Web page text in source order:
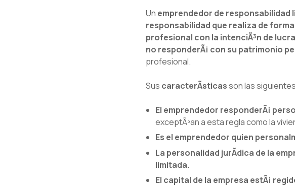
Un emprendedor de responsabilidad
responsabilidad que realiza de
profesional con la intenciÃ³n de
no responderÃ¡ con su patrimonio
profesional.
Sus caracterÃ­sticasson las
El emprendedor responderÃ¡
exceptÃºan a esta regla como la
Es el emprendedor quien
La personalidad jurÃ­dica de la
limitada.
El capital de la empresa estÃ¡